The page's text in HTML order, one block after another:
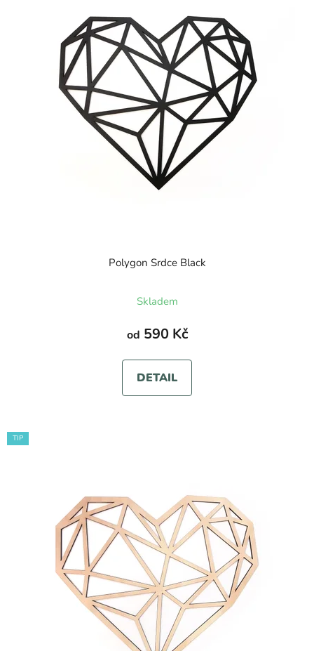
Polygon Srdce Black
Skladem
od 590 Kč
DETAIL
TIP